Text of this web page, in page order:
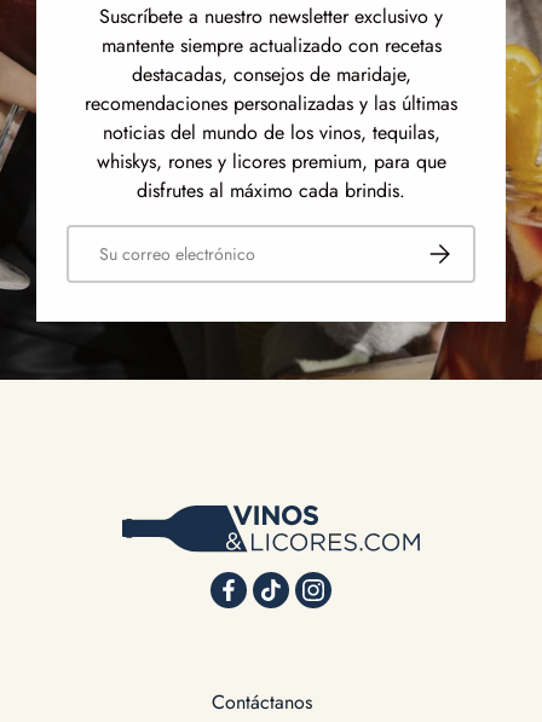
Suscríbete a nuestro newsletter exclusivo y
mantente siempre actualizado con recetas
destacadas, consejos de maridaje,
recomendaciones personalizadas y las últimas
noticias del mundo de los vinos, tequilas,
whiskys, rones y licores premium, para que
disfrutes al máximo cada brindis.
Correo electrónico Suscribirse
Contáctanos